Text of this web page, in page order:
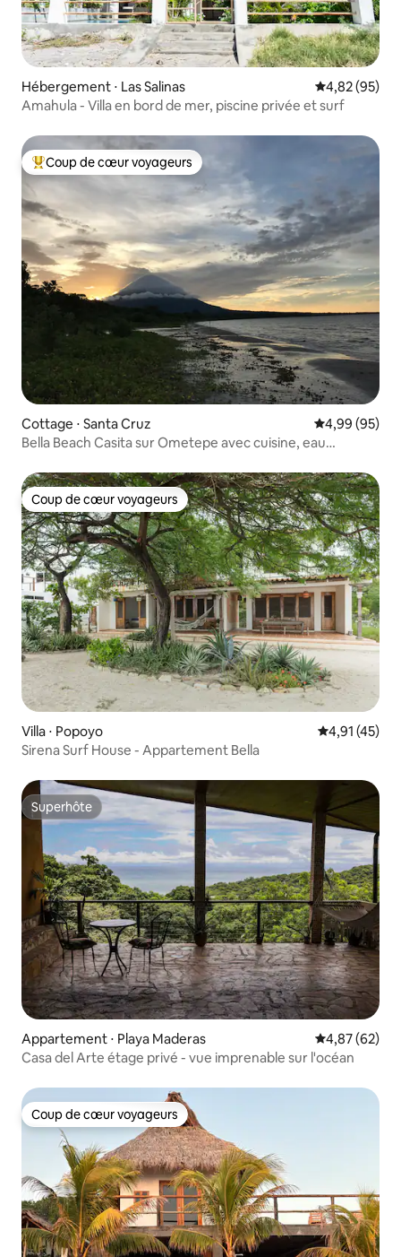
Hébergement ⋅ Las Salinas Évaluation
4,82 (95)
Amahula - Villa en bord de mer, piscine privée et surf
Coups de cœur voyageurs les plus appréciés
Coup de cœur voyageurs
Cottage ⋅ Santa Cruz Évaluation
4,99 (95)
Bella Beach Casita sur Ometepe avec cuisine, eau
Coup de cœur voyageurs
Coup de cœur voyageurs
Villa ⋅ Popoyo Évaluation
4,91 (45)
Sirena Surf House - Appartement Bella
Superhôte
Superhôte
Appartement ⋅ Playa Maderas Évaluation
4,87 (62)
Casa del Arte étage privé - vue imprenable sur l'océan
Coup de cœur voyageurs
Coup de cœur voyageurs